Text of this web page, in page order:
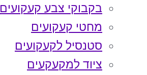
בקבוקי צבע קעקועים
מחטי קעקועים
סטנסיל לקעקועים
ציוד למקעקעים